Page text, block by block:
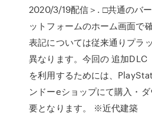
2020/3/19配信＞. □共通のバ
ットフォームのホーム画面で
表記については従来通りプラ
異なります。今回の 追加DLC
を利用するためには、
ンドーeショップにて購入・
要となります。 ※近代建築